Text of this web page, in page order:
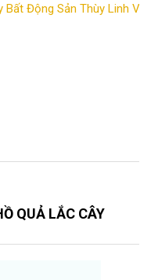
Bất Động Sản Thùy Linh
QUẢ LẮC CÂY